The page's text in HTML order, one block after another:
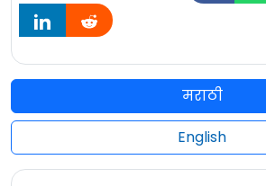
मराठी
English